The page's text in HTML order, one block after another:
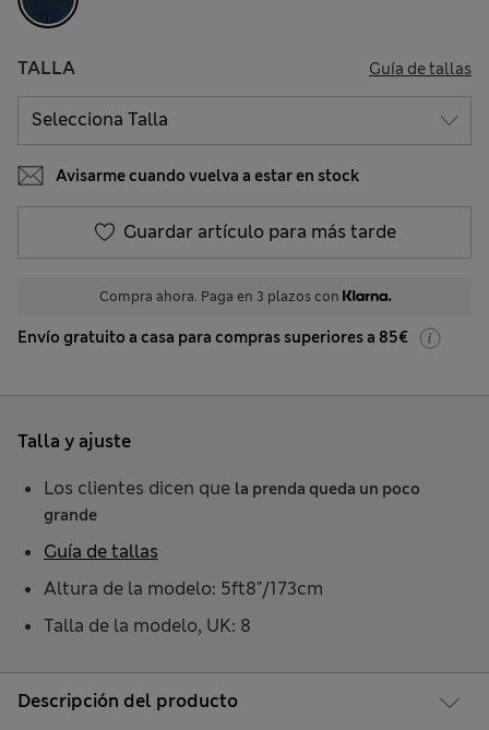
TALLA Guía de tallas
Avisarme cuando vuelva a estar en stock
Guardar artículo para más tarde
Compra ahora. Paga en 3 plazos con
Envío gratuito a casa para compras superiores a 85€
Descripción del producto
Talla y ajuste
Los clientes dicen que la prenda queda un poco
grande
Altura de la modelo: 5ft8"/173cm
Talla de la modelo, UK: 8
Guía de tallas